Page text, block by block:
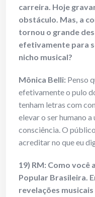
carreira. Hoje
obstáculo. Mas, a
tornou o grande
efetivamente para
nicho musical?
Mônica Belli: Penso
efetivamente o pulo
tenham letras com
elevar o ser humano
consciência. O
acreditar no que eu
19) RM: Como você
Popular Brasileira.
revelações